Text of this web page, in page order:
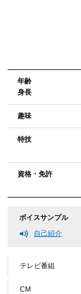
年齢
⾝⻑
趣味
特技
資格・免許
ボイスサンプル
自己紹介
テレビ番組
CM